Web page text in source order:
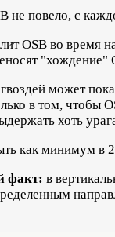
не повело, с
OSB во время
"хождение"
может
в том, чтобы
хоть
как минимум в
факт: в